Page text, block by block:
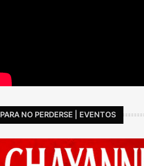
PARA NO PERDERSE | EVENTOS